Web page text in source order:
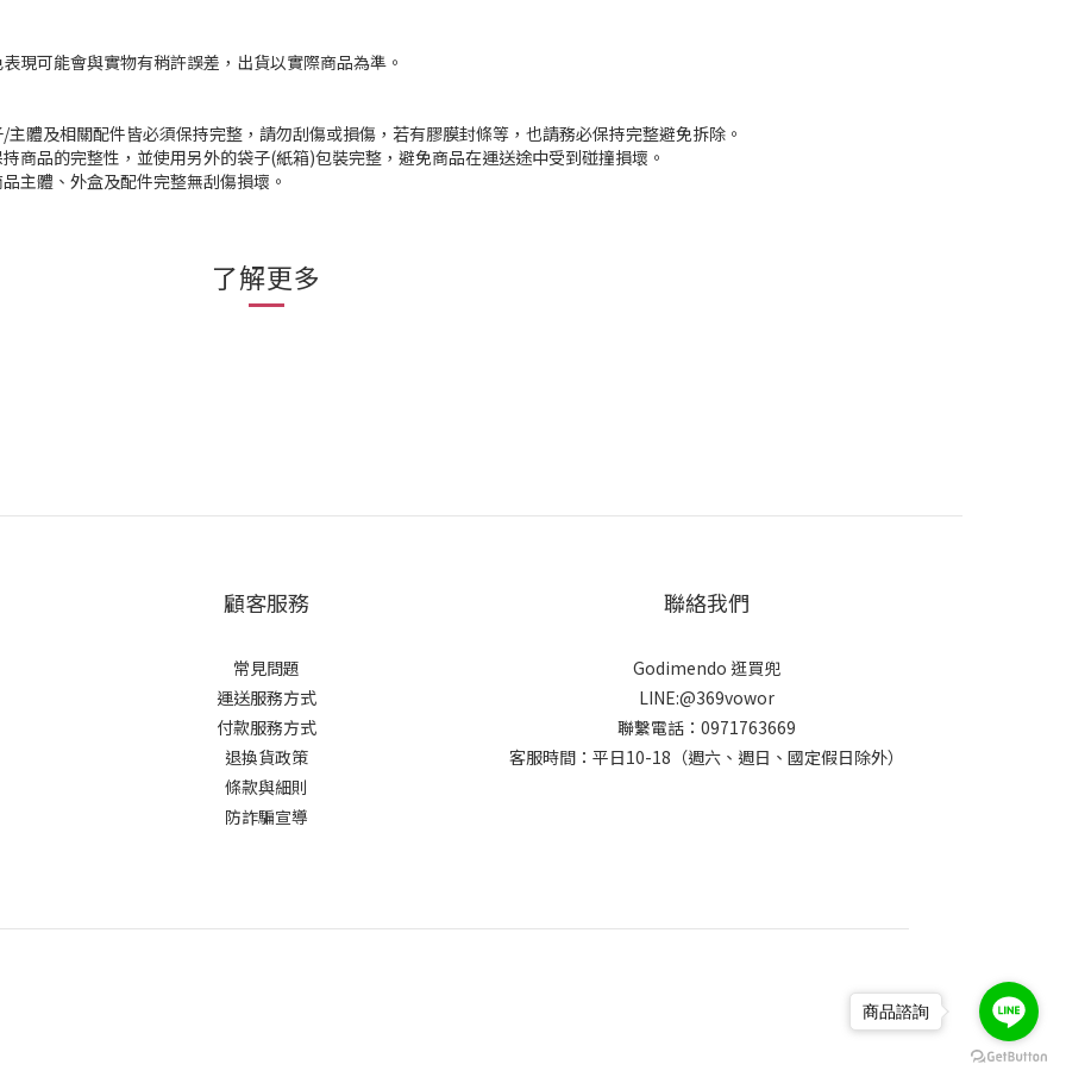
現可能會與實物有稍許誤差，出貨以實際商品為準。
體及相關配件皆必須保持完整，請勿刮傷或損傷，若有膠膜封條等，也請務必保持完整避免拆除。
品的完整性，並使用另外的袋子(紙箱)包裝完整，避免商品在運送途中受到碰撞損壞。
主體、外盒及配件完整無刮傷損壞。
了解更多
顧客服務
常見問題
運送服務方式
付款服務方式
退換貨政策
條款與細則
防詐騙宣導
聯絡我們
Godimendo 逛買兜
LINE:@369vowor
聯繫電話：0971763669
客服時間：平日10-18（週六、週日、國定假日除外）
商品諮詢